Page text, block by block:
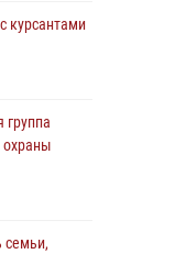
участие в
курсантами
охраны
семьи,